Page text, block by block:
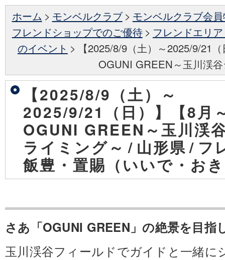
ホーム > モンベルクラブ > モンベルクラブ会
フレンドショップでのご優待 > フレンドエリ
のイベント >
【2025/8/9（土）～2025/9/21
OGUNI GREEN～玉川渓
【2025/8/9（土）～
2025/9/21（日）】【8月
OGUNI GREEN～玉川渓
ライミング～ / 山形県/ フ
飯豊・置賜（いいで・お
さあ「OGUNI GREEN」の絶景を目指
玉川渓谷フィールドでガイドと一緒に